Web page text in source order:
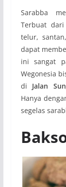
Sarabba
Terbuat
telur,
dapat
ini sangat
Wegonesia
di Jalan
Hanya
segelas